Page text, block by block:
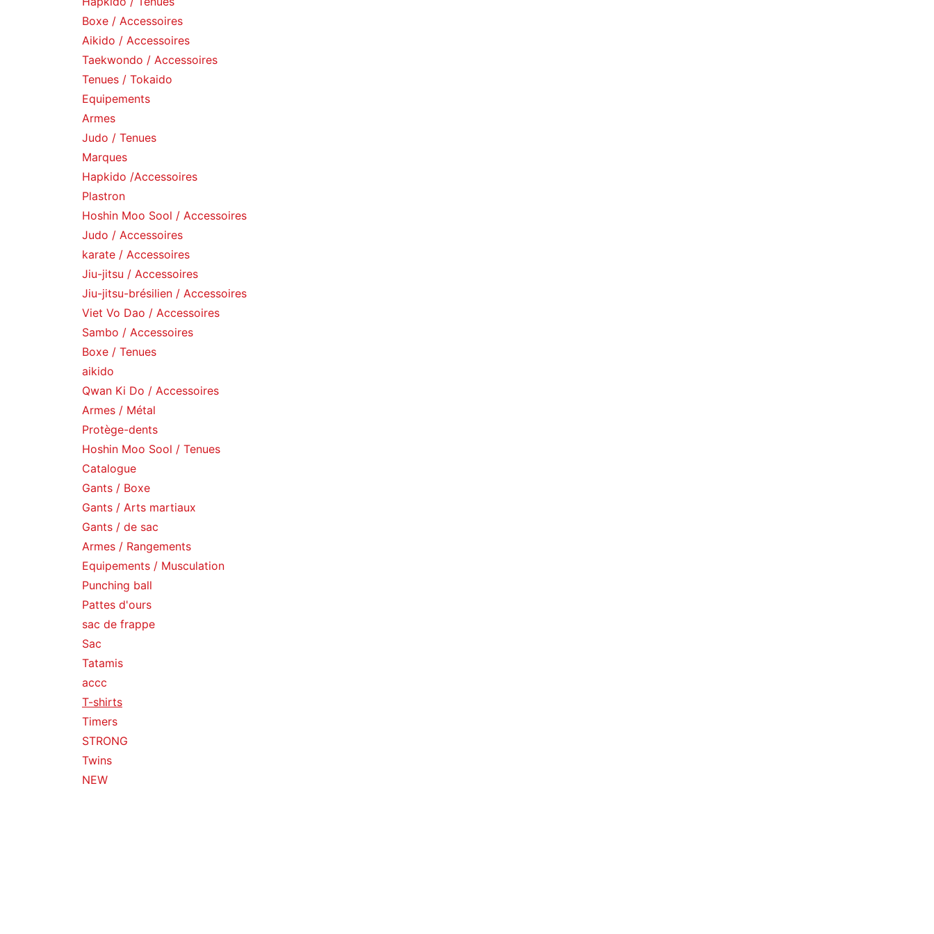
Boxe / Accessoires
Aikido / Accessoires
Taekwondo / Accessoires
Tenues / Tokaido
Equipements
Armes
Judo / Tenues
Marques
Hapkido /Accessoires
Plastron
Hoshin Moo Sool / Accessoires
Judo / Accessoires
karate / Accessoires
Jiu-jitsu / Accessoires
Jiu-jitsu-brésilien / Accessoires
Viet Vo Dao / Accessoires
Sambo / Accessoires
Boxe / Tenues
aikido
Qwan Ki Do / Accessoires
Armes / Métal
Protège-dents
Hoshin Moo Sool / Tenues
Catalogue
Gants / Boxe
Gants / Arts martiaux
Gants / de sac
Armes / Rangements
Equipements / Musculation
Punching ball
Pattes d'ours
sac de frappe
Sac
Tatamis
accc
T-shirts
Timers
STRONG
Twins
NEW